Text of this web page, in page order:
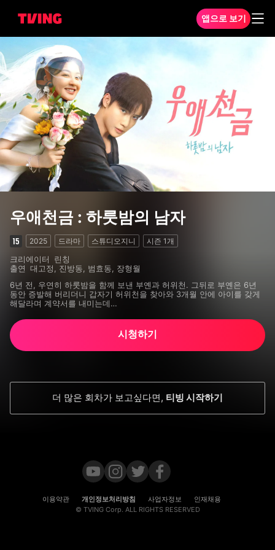
앱으로 보기
우애천금 : 하룻밤의 남자 1화
우애천금 : 하룻밤의 남자
2025 드라마 스튜디오지니 시즌 1 개
크리에이터
린칭
출연 대고정, 진방동, 범효동, 장형월
6년 전, 우연히 하룻밤을 함께 보낸 부옌과 허위천. 그뒤로 부옌은 6년
동안 증발해 버리더니 갑자기 허위천을 찾아와 3개월 안에 아이를 갖게
해달라며 계약서를 내미는데…
시청하기
더 많은 회차가 보고싶다면, 티빙 시작하기
이용약관 개인정보처리방침 사업자정보
인재채용
© TVING Corp. ALL RIGHTS RESERVED